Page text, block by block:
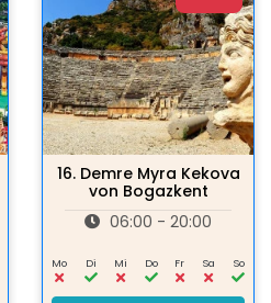
16. Demre Myra Kekova
von Bogazkent
06:00 - 20:00
Mo Di Mi Do Fr Sa So